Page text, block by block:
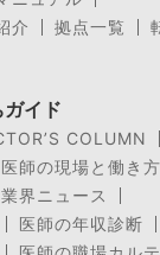
介
拠点一覧
イド
COLUMN
医師の現場と働き方
業界ニュース
医師の年収診断